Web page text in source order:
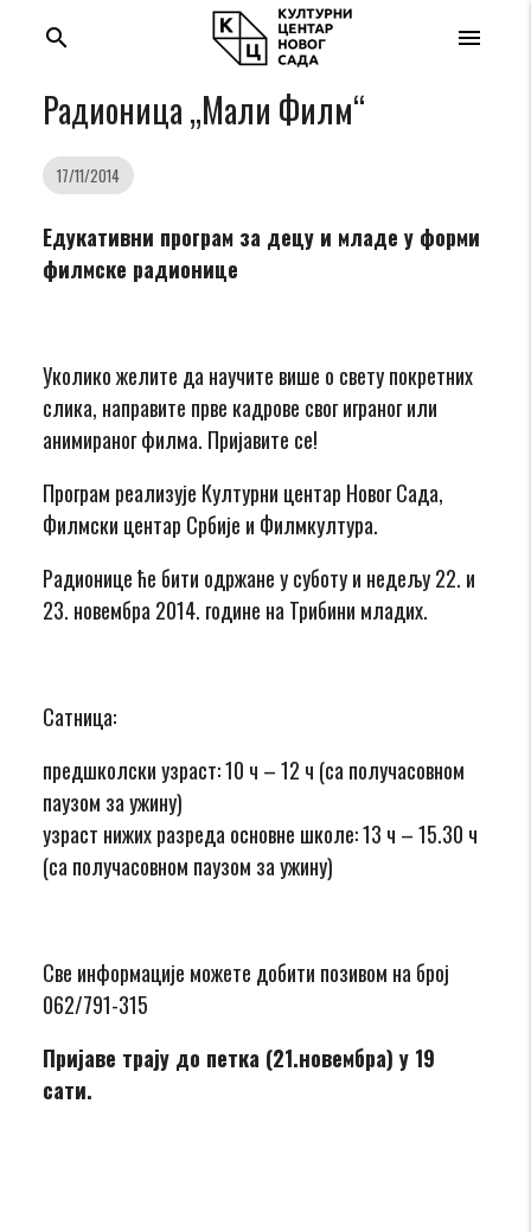
menu
search
Радионица „Мали Филм“
17/11/2014
Eдукативни програм за децу и младе у форми
филмске радионице
Уколико желите да научите више о свету покретних
слика, направите прве кадрове свог играног или
анимираног филма. Пријавите се!
Програм реализује Културни центар Новог Сада,
Филмски центар Србије и Филмкултура.
Радионице ће бити одржане у суботу и недељу 22. и
23. новембра 2014. године на Трибини младих.
Сатница:
предшколски узраст: 10 ч – 12 ч (са получасовном
паузом за ужину)
узраст нижих разреда основне школе: 13 ч – 15.30 ч
(са получасовном паузом за ужину)
Све информације можете добити позивом на број
062/791-315
Пријаве трају до петка (21.новембра) у 19
сати.